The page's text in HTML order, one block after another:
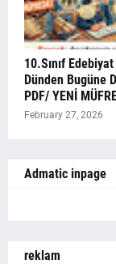
10.Sınıf
Dünden Bugüne
PDF/ YENİ
February 27, 2026
Admatic inpage
reklam